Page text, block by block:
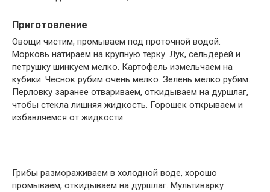
Приготовление
Овощи чистим, промываем под проточной водой.
Морковь натираем на крупную терку. Лук, сельдерей и
петрушку шинкуем мелко. Картофель измельчаем на
кубики. Чеснок рубим очень мелко. Зелень мелко рубим.
Перловку заранее отвариваем, откидываем на дуршлаг,
чтобы стекла лишняя жидкость. Горошек открываем и
избавляемся от жидкости.
Грибы размораживаем в холодной воде, хорошо
промываем, откидываем на дуршлаг. Мультиварку